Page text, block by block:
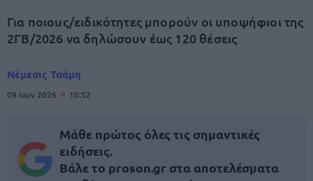
Για ποιους/ειδικότητες μπορούν οι υποψήφιοι της
2ΓΒ/2026 να δηλώσουν έως 120 θέσεις
Νέμεσις Τσάμη
09 Ιουν 2026 10:52
Μάθε πρώτος όλες τις σημαντικές
ειδήσεις.
Βάλε το proson.gr στα αποτελέσματα